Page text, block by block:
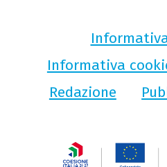
Informativa
Redazione